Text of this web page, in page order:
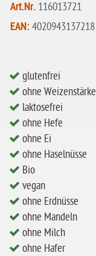
ohne Mandeln
ohne Zuckerzusatz
ohne Reis
ohne Mais
ohne Senf
ohne Sesam
ohne Lupinen
ohne Guarkernmehl
ohne Buchweizen
Art.Nr. 116013721
EAN: 4020943137218
glutenfrei
ohne Weizenstärke
laktosefrei
ohne Hefe
ohne Ei
ohne Haselnüsse
Bio
vegan
ohne Erdnüsse
ohne Mandeln
ohne Milch
ohne Hafer